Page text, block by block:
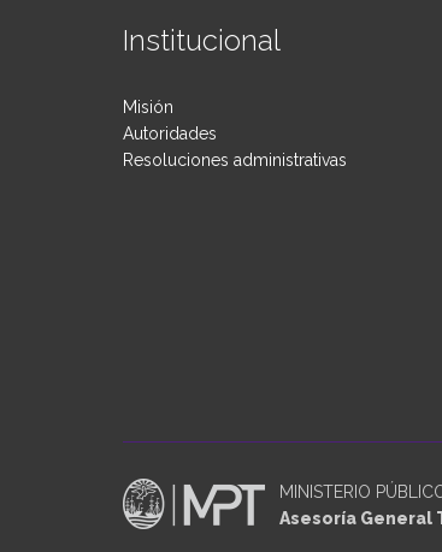
Institucional
Misión
Autoridades
Resoluciones administrativas
MINISTERIO
Asesoría General